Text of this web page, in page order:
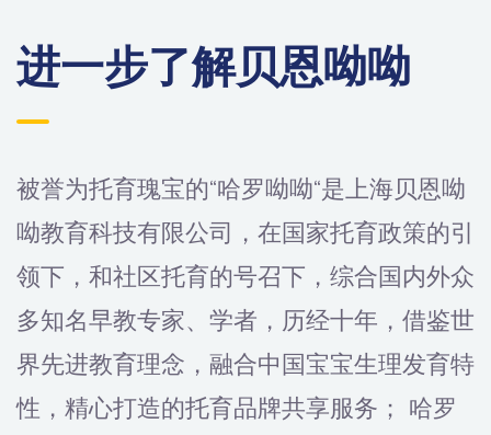
进一步了解贝恩呦呦
被誉为托育瑰宝的“哈罗呦呦“是上海贝恩呦
呦教育科技有限公司，在国家托育政策的引
领下，和社区托育的号召下，综合国内外众
多知名早教专家、学者，历经十年，借鉴世
界先进教育理念，融合中国宝宝生理发育特
性，精心打造的托育品牌共享服务； 哈罗